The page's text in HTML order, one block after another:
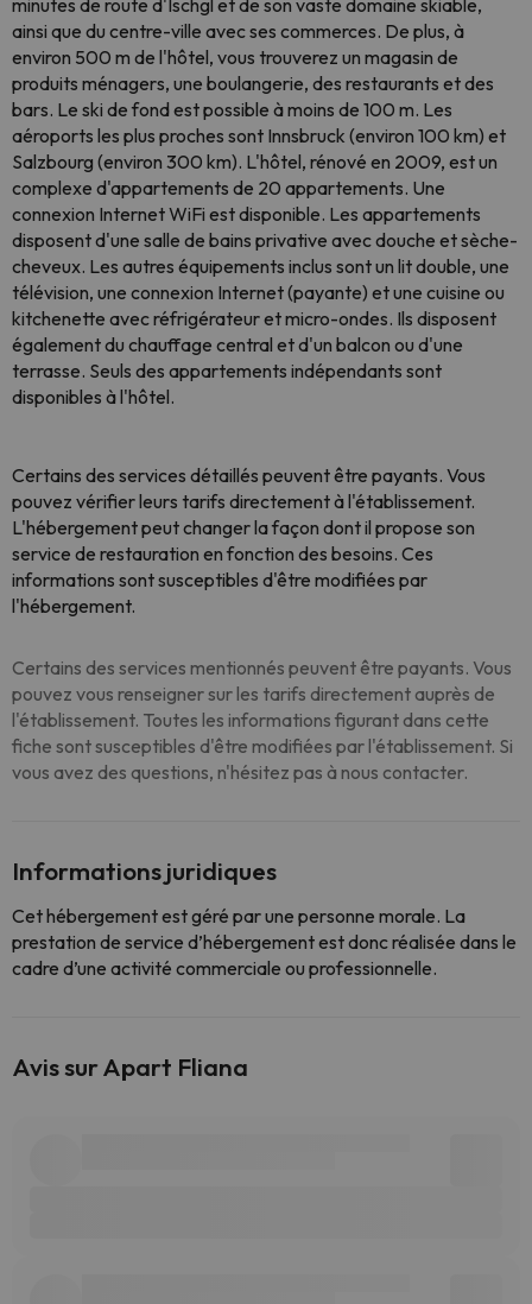
minutes de route d'Ischgl et de son vaste domaine skiable,
ainsi que du centre-ville avec ses commerces. De plus, à
environ 500 m de l'hôtel, vous trouverez un magasin de
produits ménagers, une boulangerie, des restaurants et des
bars. Le ski de fond est possible à moins de 100 m. Les
aéroports les plus proches sont Innsbruck (environ 100 km) et
Salzbourg (environ 300 km). L'hôtel, rénové en 2009, est un
complexe d'appartements de 20 appartements. Une
connexion Internet WiFi est disponible. Les appartements
disposent d'une salle de bains privative avec douche et sèche-
cheveux. Les autres équipements inclus sont un lit double, une
télévision, une connexion Internet (payante) et une cuisine ou
kitchenette avec réfrigérateur et micro-ondes. Ils disposent
également du chauffage central et d'un balcon ou d'une
terrasse. Seuls des appartements indépendants sont
disponibles à l'hôtel.
Certains des services détaillés peuvent être payants. Vous
pouvez vérifier leurs tarifs directement à l'établissement.
L'hébergement peut changer la façon dont il propose son
service de restauration en fonction des besoins. Ces
informations sont susceptibles d'être modifiées par
l'hébergement.
Certains des services mentionnés peuvent être payants. Vous
pouvez vous renseigner sur les tarifs directement auprès de
l'établissement. Toutes les informations figurant dans cette
fiche sont susceptibles d'être modifiées par l'établissement. Si
vous avez des questions, n'hésitez pas à nous contacter.
Informations juridiques
Cet hébergement est géré par une personne morale. La
prestation de service d’hébergement est donc réalisée dans le
cadre d’une activité commerciale ou professionnelle.
Avis sur Apart Fliana